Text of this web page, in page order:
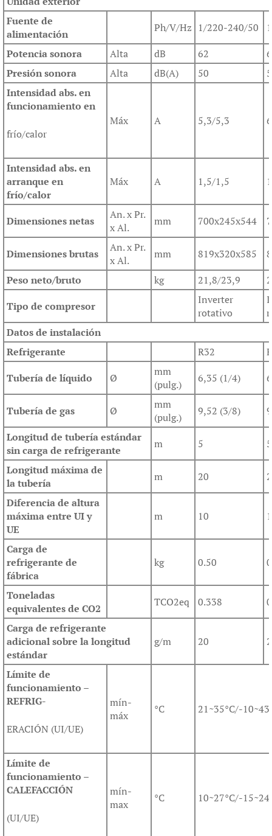
Fuente de
alimentación
Ph/V/Hz 1/220-240/50
Potencia sonora
Alta dB 62
Presión sonora
Alta dB(A) 50
Intensidad abs. en
funcionamiento en
frío/calor
Máx A 5,3/5,3
Intensidad abs. en
arranque en
frío/calor
Máx A 1,5/1,5
Dimensiones netas
An. x Pr.
x Al.
mm 700x245x544
Dimensiones brutas
An. x Pr.
x Al.
mm 819x320x585
Peso neto/bruto
kg 21,8/23,9
Tipo de compresor
Inverter
rotativo
Datos de instalación
Refrigerante
R32
Tubería de líquido
Ø
mm
(pulg.)
6,35 (1/4)
Tubería de gas Ø
mm
(pulg.)
9,52 (3/8)
Longitud de tubería estándar
sin carga de refrigerante
m 5
5
Longitud máxima de
la tubería
m 20
Diferencia de altura
máxima entre UI y
UE
m 10
Carga de
refrigerante de
fábrica
kg 0.50
Toneladas
equivalentes de CO2
TCO2eq 0.338
Carga de refrigerante
adicional sobre la longitud
estándar
g/m 20
Límite de
funcionamiento –
REFRIG-
ERACIÓN (UI/UE)
mín-
máx
°C 21~35°C/-
Límite de
funcionamiento –
CALEFACCIÓN
(UI/UE)
mín-
max
°C 10~27°C/-